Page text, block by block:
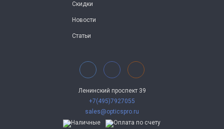
Скидки
Новости
Статьи
Ленинский проспект 39
+7(495)7927055
sales@opticspro.ru